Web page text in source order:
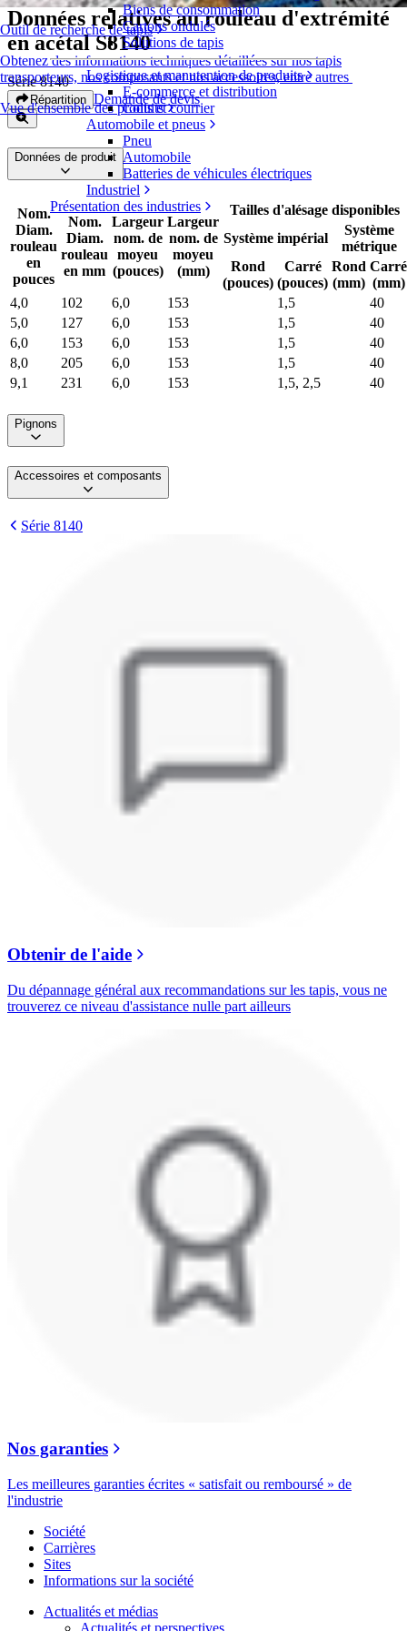
Outil de recherche de tapis
Obtenez des informations techniques détaillées sur nos tapis
transporteurs, nos composants et nos accessoires, entre autres
Vue d'ensemble des produits
Biens de consommation
Cartons ondulés
Solutions de tapis
Logistique et manutention de produits
E-commerce et distribution
Colis et courrier
Automobile et pneus
Pneu
Automobile
Batteries de véhicules électriques
Industriel
Présentation des industries
Données relatives au rouleau d'extrémité
en acétal S8140
Série 8140
Répartition Demande de devis
Données de produit
Nom.
Diam.
rouleau
en
pouces
Nom.
Diam.
rouleau
en mm
Largeur
nom. de
moyeu
(pouces)
Largeur
nom. de
moyeu
(mm)
Tailles d'alésage disponibles
Système impérial
Système
métrique
Rond
(pouces)
Carré
(pouces)
Rond
(mm)
Carré
(mm)
4,0
102 6,0 153 1,5
40
5,0
127 6,0 153 1,5
40
6,0
153 6,0 153 1,5
40
8,0
205 6,0 153 1,5
40
9,1
231 6,0 153 1,5, 2,5 40
Pignons
Accessoires et composants
Série 8140
Obtenir de l'aide
Du dépannage général aux recommandations sur les tapis, vous ne
trouverez ce niveau d'assistance nulle part ailleurs
Nos garanties
Les meilleures garanties écrites « satisfait ou remboursé » de
l'industrie
Société
Carrières
Sites
Informations sur la société
Actualités et médias
Actualités et perspectives